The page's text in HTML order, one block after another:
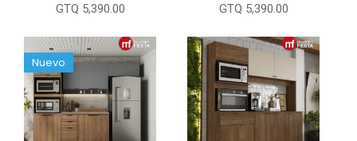
GTQ 5,390.00 GTQ 5,390.00
Nuevo